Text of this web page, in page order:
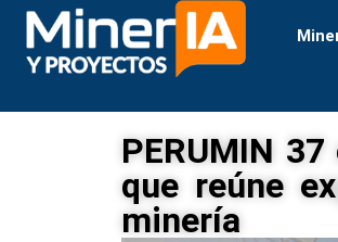
PERUMIN
que reúne
minería